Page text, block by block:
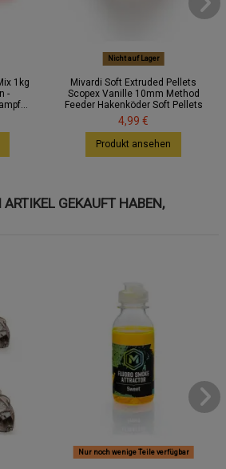
1kg
-
Nicht auf Lager
Mivardi Soft Extruded Pellets
Scopex Vanille 10mm Method
Feeder Hakenköder Soft Pellets
4,99 €
Produkt ansehen
GEKAUFT HABEN,
Nur noch wenige Teile verfügbar